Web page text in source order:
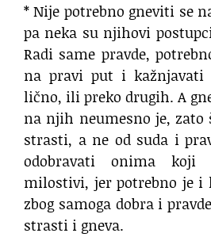
* Nije potrebno gneviti se
pa neka su njihovi
Radi same pravde,
na pravi put i
lično, ili preko drugih. A
na njih neumesno je, zato
strasti, a ne od suda i
odobravati onima koji
milostivi, jer potrebno je i
zbog samoga dobra i
strasti i gneva.